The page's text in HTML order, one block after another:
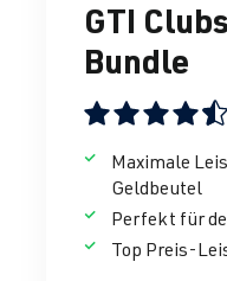
GTI
Bundle
Maximale
Geldbeutel
Perfekt für
Top Preis-